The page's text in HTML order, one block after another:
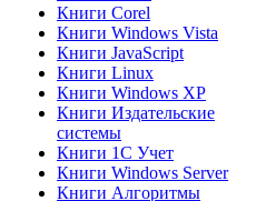
Книги Corel
Книги Windows Vista
Книги JavaScript
Книги Linux
Книги Windows XP
Книги Издательские
системы
Книги 1C Учет
Книги Windows Server
Книги Алгоритмы